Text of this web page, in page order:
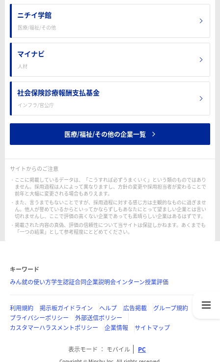
ニチイ学館
医療/福祉/その他
マイナビ
人材
社会保険診療報酬支払基金
インフラ/官公庁
医療/福祉/その他の企業一覧
サイトからのご注意
ここに掲載しているデータは、「こうすれば必ずうまくいく」という類のものではあり
ません。採用過程は人によって異なりますし、方針の変更や採用担当者が変わることで
前年と大幅に変更される場合もありえます。
また、言うまでもないことですが、採用過程に対する感じ方は主観的なものに過ぎませ
ん。他人が誉めているからといってかならずしもあなたにとって望ましい企業とは言い
切れませんし、ここで評価の高くない企業であっても素晴らしい企業はあるはずです。
掲載された内容の真偽、評価の信頼性について当サイトは保証しかねます。あくまでも
「一つの結果」として参考程度にとどめてください。
キーワード
みん就の使い方学生認証合同企業説明会インターン授業評価
利用規約 掲示板ガイドライン ヘルプ 広告掲載
グループ規約
プライバシーポリシー
外部送信ポリシー
カスタマーハラスメントポリシー
企業情報 サイトマップ
表示モード モバイル PC